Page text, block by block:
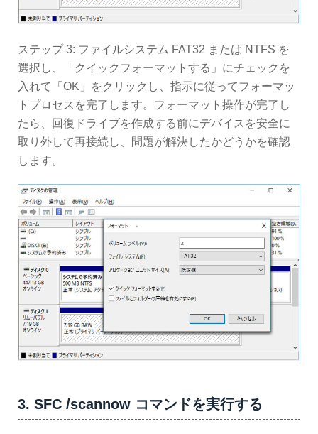
ステップ 3: ファイルシステム FAT32 または NTFS を
選択し、「クイックフォーマットする」にチェックを
入れて「OK」をクリックし、指示に従ってフォーマッ
トプロセスを完了します。フォーマット操作が完了し
たら、回復ドライブを作成する前にデバイスを安全に
取り外して再接続し、問題が解決したかどうかを確認
します。
3. SFC /scannow コマンドを実行する